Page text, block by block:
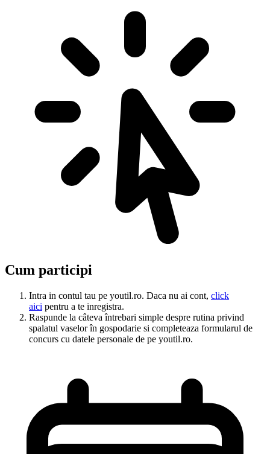
Cum participi
Intra in contul tau pe youtil.ro. Daca nu ai cont, click
aici pentru a te inregistra.
Raspunde la câteva întrebari simple despre rutina privind
spalatul vaselor în gospodarie si completeaza formularul de
concurs cu datele personale de pe youtil.ro.